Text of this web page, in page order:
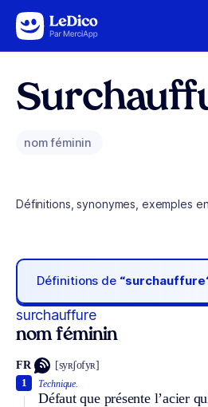
Aller au contenu
nom féminin
Définitions, synonymes, exemples
Définitions de
surchauffure
nom féminin
FR [syʀʃofyʀ]
Technique.
Défaut que présente l’acier
1